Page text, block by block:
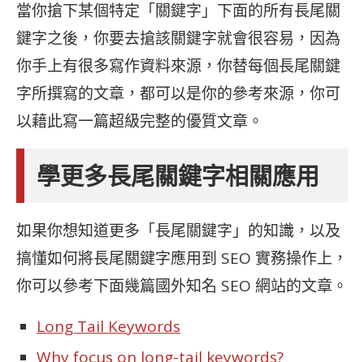
當你搶下某個特定「關鍵字」下面的所有長尾關
鍵字之後，你要去搶該關鍵字就會很容易，因為
你手上有很多寫作資料來源，你替每個長尾關鍵
字所撰寫的文章，都可以是你的參考來源，你可
以藉此寫一篇超級完整的優質文章。
學更多長尾關鍵字相關應用
如果你想知道更多「長尾關鍵字」的知識，以及
搞懂如何將長尾關鍵字應用到 SEO 實務操作上，
你可以參考下面幾篇國外知名 SEO 網站的文章。
Long Tail Keywords
Why focus on long-tail keywords?